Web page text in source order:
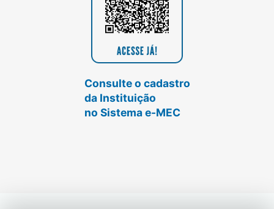
Consulte o cadastro
da Instituição
no Sistema e-MEC